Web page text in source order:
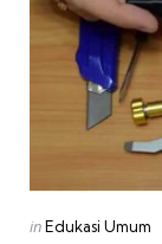
Posted
inEdukasi Umum